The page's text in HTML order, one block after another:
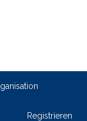
Registrieren